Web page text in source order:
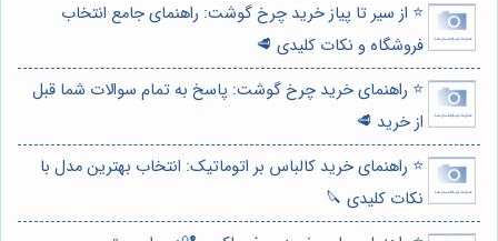
⭐️ از سیر تا پیاز خرید چرخ گوشت: راهنمای جامع انتخاب
فروشگاه و نکات کلیدی 🥩
⭐️ راهنمای خرید چرخ گوشت: پاسخ به تمام سوالات شما قبل
از خرید 🥩
⭐️ راهنمای خرید کالباس بر اتوماتیک: انتخاب بهترین مدل با
نکات کلیدی 🔪